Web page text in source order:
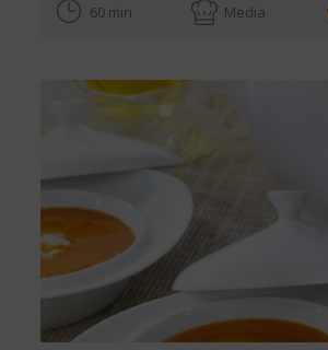
60 min Media